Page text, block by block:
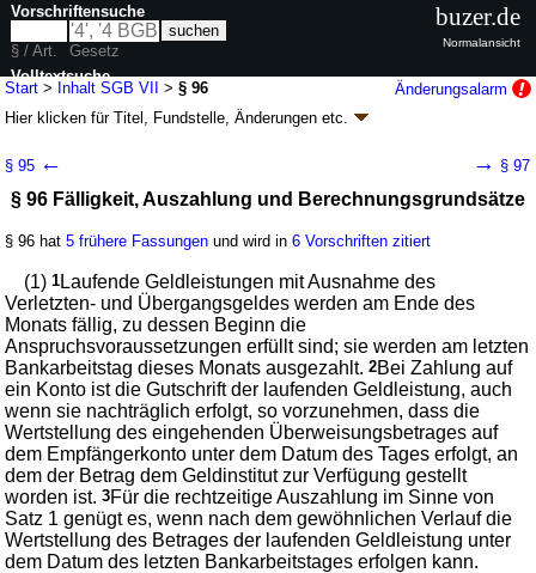
Start > Inhalt SGB VII >§ 96
Änderungsalarm
Hier klicken fürTitel, Fundstelle, Änderungen etc.
- Gesetzliche Unfallversicherung - (SGB VII)
Artikel 1 G. v. 07.08.1996BGBl. I S. 1254 ; zuletzt geändert durch Artikel 3
Geltung ab 01.01.1997; FNA: 860-7Sozialgesetzbuch
wird in 525 Vorschriften zitiert
Drittes Kapitel Leistungen nach Eintritt eines
Versicherungsfalls
Fünfter Abschnitt Gemeinsame Vorschriften für
Leistungen
§ 95 ← → § 97
§ 96 Fälligkeit, Auszahlung und Berechnungsgrundsätze
§ 96 hat5 frühere Fassungen und wird in6 Vorschriften zitiert
(1)1 Laufende Geldleistungen mit Ausnahme des
Verletzten- und Übergangsgeldes werden am Ende des
Monats fällig, zu dessen Beginn die
Anspruchsvoraussetzungen erfüllt sind; sie werden am letzten
Bankarbeitstag dieses Monats ausgezahlt.2Bei Zahlung auf
ein Konto ist die Gutschrift der laufenden Geldleistung, auch
wenn sie nachträglich erfolgt, so vorzunehmen, dass die
Wertstellung des eingehenden Überweisungsbetrages auf
dem Empfängerkonto unter dem Datum des Tages erfolgt, an
dem der Betrag dem Geldinstitut zur Verfügung gestellt
worden ist.3Für die rechtzeitige Auszahlung im Sinne von
Satz 1 genügt es, wenn nach dem gewöhnlichen Verlauf die
Wertstellung des Betrages der laufenden Geldleistung unter
dem Datum des letzten Bankarbeitstages erfolgen kann.
Vorschriftensuche
§ / Art.
Gesetz
Volltextsuche
nur in SGB VII
buzer.de
Normalansicht